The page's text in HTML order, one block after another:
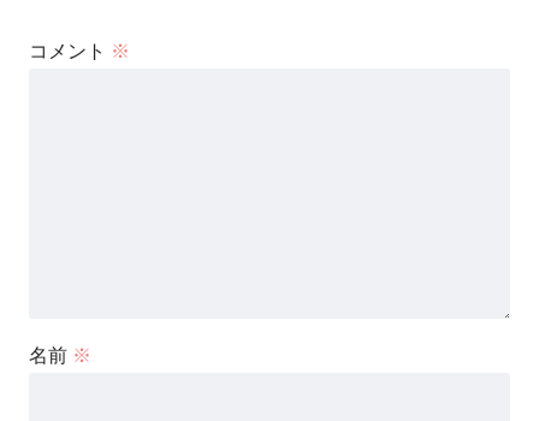
コメント ※
名前 ※